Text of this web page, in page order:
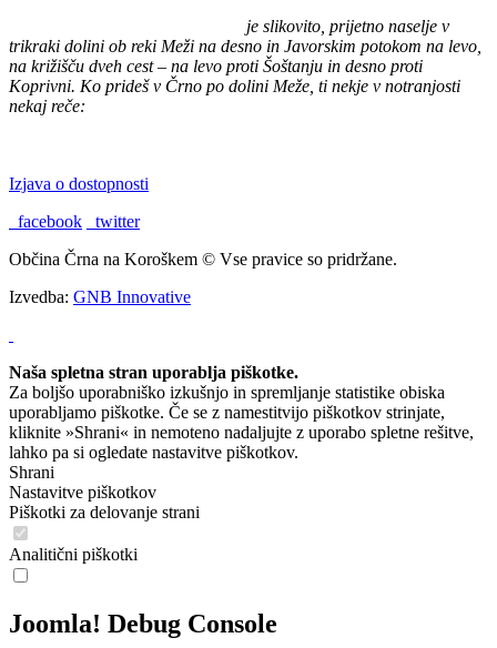
je slikovito, prijetno naselje v
trikraki dolini ob reki Meži na desno in Javorskim potokom na levo,
na križišču dveh cest – na levo proti Šoštanju in desno proti
Koprivni. Ko prideš v Črno po dolini Meže, ti nekje v notranjosti
nekaj reče:
Izjava o dostopnosti
facebook
twitter
Občina Črna na Koroškem © Vse pravice so pridržane.
Izvedba: GNB Innovative
Naša spletna stran uporablja piškotke.
Za boljšo uporabniško izkušnjo in spremljanje statistike obiska
uporabljamo piškotke. Če se z namestitvijo piškotkov strinjate,
kliknite »Shrani« in nemoteno nadaljujte z uporabo spletne rešitve,
lahko pa si ogledate nastavitve piškotkov.
Shrani
Nastavitve piškotkov
Piškotki za delovanje strani
Analitični piškotki
Joomla! Debug Console